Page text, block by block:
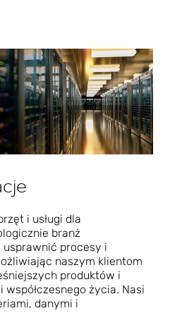
i usługi dla
branż
procesy i
naszym klientom
produktów i
współczesnego życia. Nasi
danymi i